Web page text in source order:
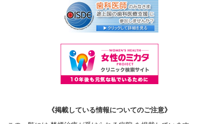
《掲載している情報についてのご注意》